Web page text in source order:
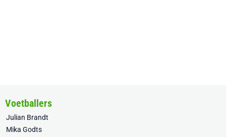
Voetballers
Julian Brandt
Mika Godts